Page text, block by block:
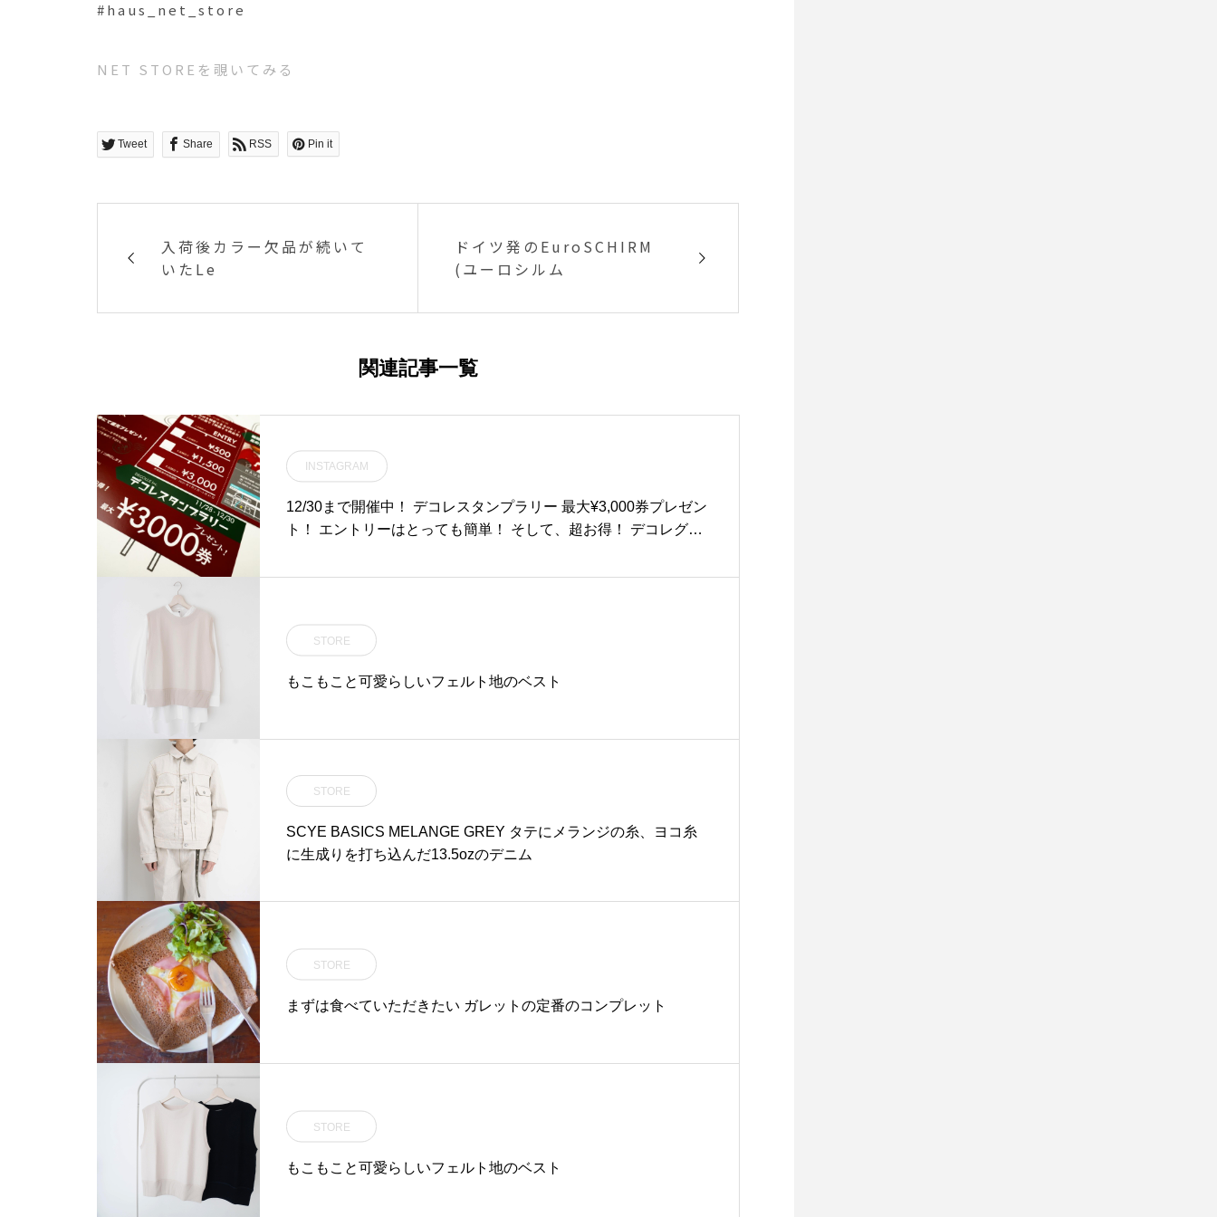
#haus_net_store
NET STOREを覗いてみる
Tweet Share RSS Pin it
入荷後カラー欠品が続いて
いたLe
ドイツ発のEuroSCHIRM
(ユーロシルム
関連記事一覧
INSTAGRAM
12/30まで開催中！ デコレスタンプラリー 最大¥3,000券プレゼン
ト！ エントリーはとっても簡単！ そして、超お得！ デコレグル
STORE
もこもこと可愛らしいフェルト地のベスト
STORE
SCYE BASICS MELANGE GREY タテにメランジの糸、ヨコ糸
に生成りを打ち込んだ13.5ozのデニム
STORE
まずは食べていただきたい ガレットの定番のコンプレット
STORE
もこもこと可愛らしいフェルト地のベスト